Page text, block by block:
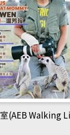
網管人(kono平台)